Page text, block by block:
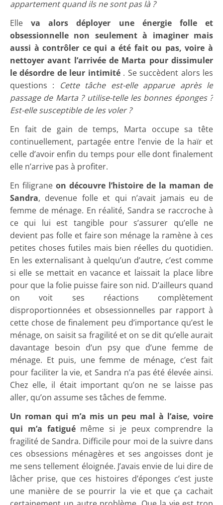
appartement quand ils ne sont pas là ?
Elleva alors déployer une énergie folle et
obsessionnelle non seulement à imaginer mais
aussi à contrôler ce qui a été fait ou pas, voire à
nettoyer avant l’arrivée de Marta pour dissimuler
le désordre de leur intimité . Se succèdent alors les
questions : Cette tâche est-elle apparue après le
passage de Marta ? utilise-telle les bonnes éponges ?
Est-elle susceptible de les voler ?
En fait de gain de temps, Marta occupe sa tête
continuellement, partagée entre l’envie de la haïr et
celle d’avoir enfin du temps pour elle dont finalement
elle n’arrive pas à profiter.
En filigrane on découvre l’histoire de la maman de
Sandra, devenue folle et qui n’avait jamais eu de
femme de ménage. En réalité, Sandra se raccroche à
ce qui lui est tangible pour s’assurer qu’elle ne
devient pas folle et faire son ménage la ramène à ces
petites choses futiles mais bien réelles du quotidien.
En les externalisant à quelqu’un d’autre, c’est comme
si elle se mettait en vacance et laissait la place libre
pour que la folie puisse faire son nid. D’ailleurs quand
on voit ses réactions complètement
disproportionnées et obsessionnelles par rapport à
cette chose de finalement peu d’importance qu’est le
ménage, on saisit sa fragilité et on se dit qu’elle aurait
davantage besoin d’un psy que d’une femme de
ménage. Et puis, une femme de ménage, c’est fait
pour faciliter la vie, et Sandra n’a pas été élevée ainsi.
Chez elle, il était important qu’on ne se laisse pas
aller, qu’on assume ses tâches de femme.
Un roman qui m’a mis un peu mal à l’aise, voire
qui m’a fatiguémême si je peux comprendre la
fragilité de Sandra. Difficile pour moi de la suivre dans
ces obsessions ménagères et ses angoisses dont je
me sens tellement éloignée. J’avais envie de lui dire de
lâcher prise, que ces histoires d’éponges c’est juste
une manière de se pourrir la vie et que ça cachait